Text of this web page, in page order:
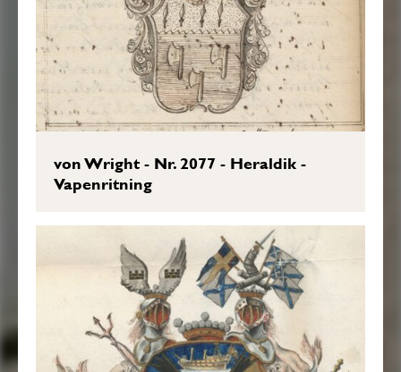
von Wright - Nr. 2077 - Heraldik -
Vapenritning